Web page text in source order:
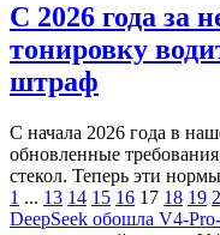
С 2026 года за
тонировку
штраф
С начала 2026 года в
обновленные
стекол. Теперь эти
1 ... 13 14 15 16 17 18 19
DeepSeek обошла V4-